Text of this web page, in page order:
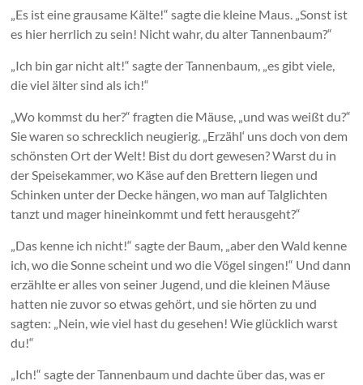
„Es ist eine grausame Kälte!“ sagte die kleine Maus. „Sonst ist
es hier herrlich zu sein! Nicht wahr, du alter Tannenbaum?“
„Ich bin gar nicht alt!“ sagte der Tannenbaum, „es gibt viele,
die viel älter sind als ich!“
„Wo kommst du her?“ fragten die Mäuse, „und was weißt du?“
Sie waren so schrecklich neugierig. „Erzähl‘ uns doch von dem
schönsten Ort der Welt! Bist du dort gewesen? Warst du in
der Speisekammer, wo Käse auf den Brettern liegen und
Schinken unter der Decke hängen, wo man auf Talglichten
tanzt und mager hineinkommt und fett herausgeht?“
„Das kenne ich nicht!“ sagte der Baum, „aber den Wald kenne
ich, wo die Sonne scheint und wo die Vögel singen!“ Und dann
erzählte er alles von seiner Jugend, und die kleinen Mäuse
hatten nie zuvor so etwas gehört, und sie hörten zu und
sagten: „Nein, wie viel hast du gesehen! Wie glücklich warst
du!“
„Ich!“ sagte der Tannenbaum und dachte über das, was er